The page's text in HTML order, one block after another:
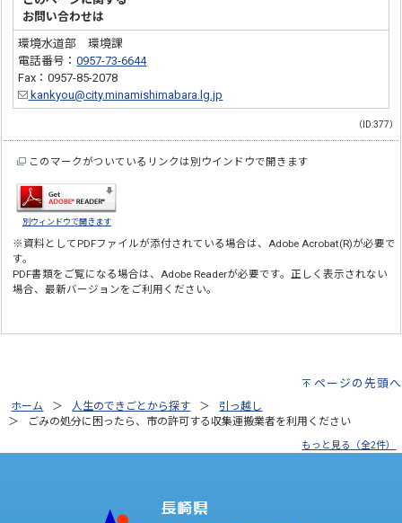
お問い合わせは
環境水道部 環境課
電話番号：0957-73-6644
Fax：0957-85-2078
kankyou@city.minamishimabara.lg.jp
（ID:377）
このマークがついているリンクは別ウインドウで開きます
別ウィンドウで開きます
※資料としてPDFファイルが添付されている場合は、Adobe Acrobat(R)が必要で
す。
PDF書類をご覧になる場合は、Adobe Readerが必要です。正しく表示されない
場合、最新バージョンをご利用ください。
ページの先頭へ
ホーム 人生のできごとから探す
引っ越し
ごみの処分に困ったら、市の許可する収集運搬業者を利用ください
もっと見る（全2件）